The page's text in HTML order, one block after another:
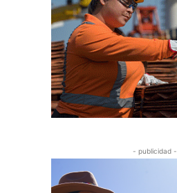
- publicidad -